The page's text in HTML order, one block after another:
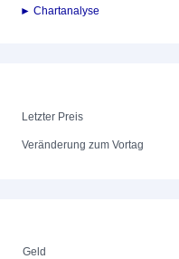
► Chartanalyse
Letzter Preis
Veränderung zum Vortag
Geld